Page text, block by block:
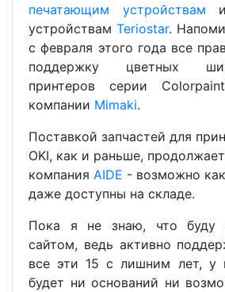
печатающим устройствам
устройствам Teriostar.
с февраля этого года все
поддержку цветных
принтеров серии
компании Mimaki.
Поставкой запчастей для
OKI, как и раньше,
компания AIDE - возможно
даже доступны на складе.
Пока я не знаю, что буду
сайтом, ведь активно
все эти 15 с лишним лет, у
будет ни оснований ни